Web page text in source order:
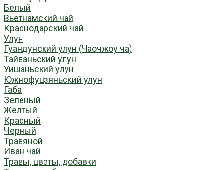
Белый
Вьетнамский чай
Краснодарский чай
Улун
Гуандунский улун (Чаочжоу ча)
Тайваньский улун
Уишаньский улун
Южнофуцзяньский улун
Габа
Зеленый
Желтый
Красный
Черный
Травяной
Иван чай
Травы, цветы, добавки